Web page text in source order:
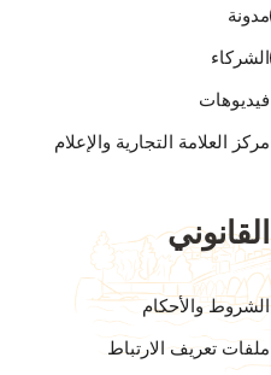
مدونة
الشركاء
فيديوهات
مركز العلامة التجارية والإعلام
القانوني
الشروط والأحكام
ملفات تعريف الارتباط